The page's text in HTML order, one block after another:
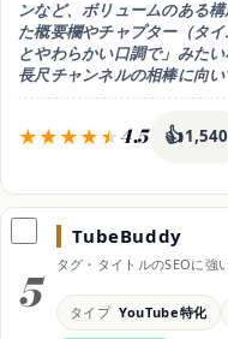
料金の内訳
無料 / Google AI Plus 月
（2026年時点）
無料でたっぷり使いたい人
ンなど、ボリュームのある
た概要欄やチャプター（タ
とやわらかい口調で」みた
長尺チャンネルの相棒に向い
4.5 👍1,540
料金
無料 / Pro 月20ドル
無料枠
無料プランで台本づくりに
向く用途
長尺台本・読み上げ用ナレー
5
TubeBuddy
タグ・タイトルのSEOに強
タイプ YouTube特化